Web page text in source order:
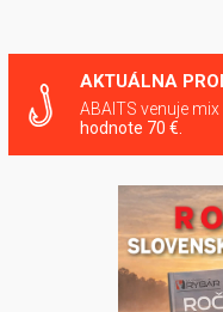
AKTUÁLNA
ABAITS venuje
hodnote 70 €.